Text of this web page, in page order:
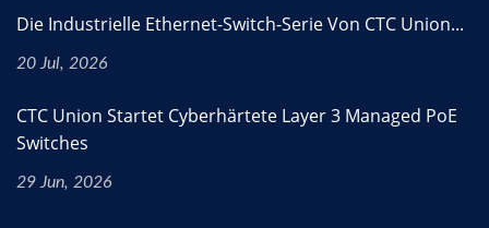
Die Industrielle Ethernet-Switch-Serie Von CTC Union...
20 Jul, 2026
CTC Union Startet Cyberhärtete Layer 3 Managed PoE
Switches
29 Jun, 2026